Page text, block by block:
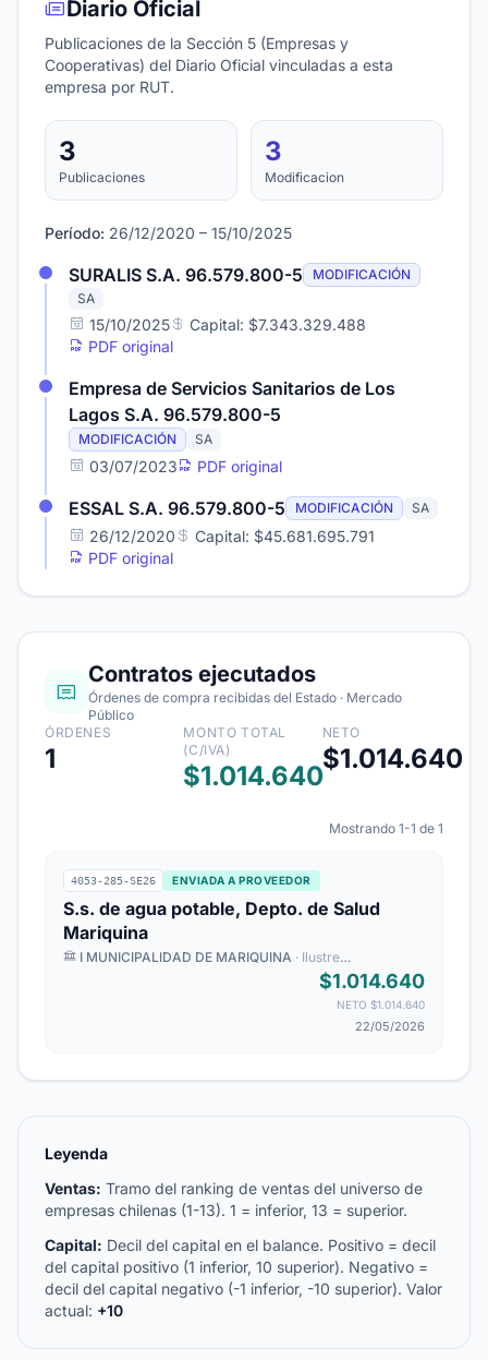
Diario Oficial
Publicaciones de la Sección 5 (Empresas y
Cooperativas) del Diario Oficial vinculadas a esta
empresa por RUT.
3
Publicaciones
3
Modificacion
Período: 26/12/2020 – 15/10/2025
SURALIS S.A. 96.579.800-5
MODIFICACIÓN
SA
15/10/2025
Capital: $7.343.329.488
PDF original
Empresa de Servicios Sanitarios de Los
Lagos S.A. 96.579.800-5
MODIFICACIÓN SA
03/07/2023 PDF original
ESSAL S.A. 96.579.800-5 MODIFICACIÓN SA
26/12/2020
Capital: $45.681.695.791
PDF original
Contratos ejecutados
Órdenes de compra recibidas del Estado · Mercado
Público
ÓRDENES
1
MONTO TOTAL
(C/IVA)
$1.014.640
NETO
$1.014.640
Mostrando 1-1 de 1
4053-285-SE26 ENVIADA A PROVEEDOR
S.s. de agua potable, Depto. de Salud
Mariquina
I MUNICIPALIDAD DE MARIQUINA · Ilustre
$1.014.640
NETO $1.014.640
22/05/2026
Leyenda
Ventas: Tramo del ranking de ventas del universo de
empresas chilenas (1-13). 1 = inferior, 13 = superior.
Capital: Decil del capital en el balance. Positivo = decil
del capital positivo (1 inferior, 10 superior). Negativo =
decil del capital negativo (-1 inferior, -10 superior). Valor
actual: +10